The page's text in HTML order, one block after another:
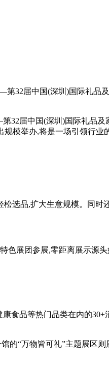
32届中国(深圳)国际礼品
32届中国(深圳)国际礼品及
模举办,将是一场引领行业
选品,扩大生意规模。同时
色展团参展,零距离展示源
食品等热门品类在内的
“万物皆可礼”主题展区则